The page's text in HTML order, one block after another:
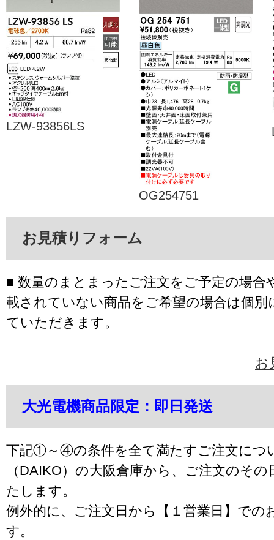
LZW-93856LS
OG254751
お見積りフォーム
■ 数量のまとまったご注文をご予定の場合
載されていない商品をご希望の場合は個別
ていただきます。
お
大光電機商品限定：即日発送
下記①～④の条件を全て満たすご注文につ
（DAIKO）の大阪倉庫から、ご注文のそ
たします。
例外的に、ご注文日から【１営業日】での
す。